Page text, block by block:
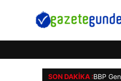
SON DAKIKA :BBP